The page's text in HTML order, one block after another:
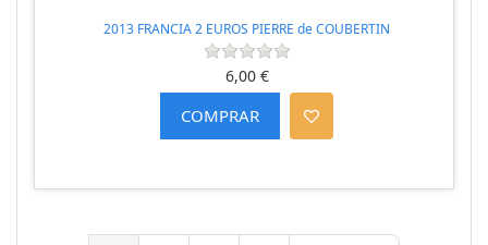
2013 FRANCIA 2 EUROS PIERRE de COUBERTIN
6,00 €